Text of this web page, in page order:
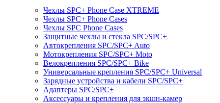
Чехлы SPC+ Phone Case XTREME
Чехлы SPC+ Phone Cases
Чехлы SPС Phone Cases
Защитные чехлы и стекла SPC/SPC+
Автокрепления SPС/SPC+ Auto
Мотокрепления SPС/SPC+ Moto
Велокрепления SPС/SPC+ Bike
Универсальные крепления SPС/SPC+ Universal
Зарядные устройства и кабели SPC/SPC+
Адаптеры SPC/SPC+
Аксессуары и крепления для экшн-камер